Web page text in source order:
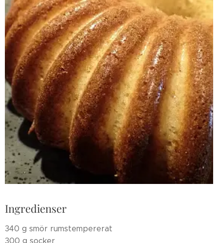
Ingredienser
340 g smör rumstempererat
300 g socker